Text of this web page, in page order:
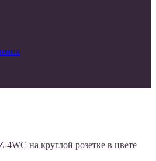
на круглой розетке в цвете